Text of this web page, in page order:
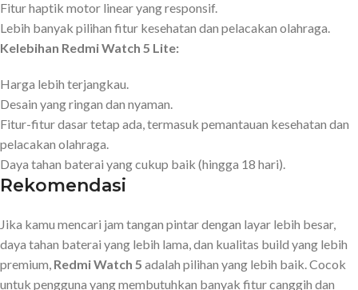
Fitur haptik motor linear yang responsif.
Lebih banyak pilihan fitur kesehatan dan pelacakan olahraga.
Kelebihan Redmi Watch 5 Lite:
Harga lebih terjangkau.
Desain yang ringan dan nyaman.
Fitur-fitur dasar tetap ada, termasuk pemantauan kesehatan dan
pelacakan olahraga.
Daya tahan baterai yang cukup baik (hingga 18 hari).
Rekomendasi
Jika kamu mencari jam tangan pintar dengan layar lebih besar,
daya tahan baterai yang lebih lama, dan kualitas build yang lebih
premium, Redmi Watch 5 adalah pilihan yang lebih baik. Cocok
untuk pengguna yang membutuhkan banyak fitur canggih dan